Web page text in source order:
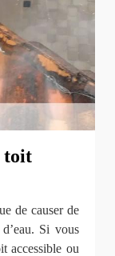
toit
de causer de
Si vous
accessible ou